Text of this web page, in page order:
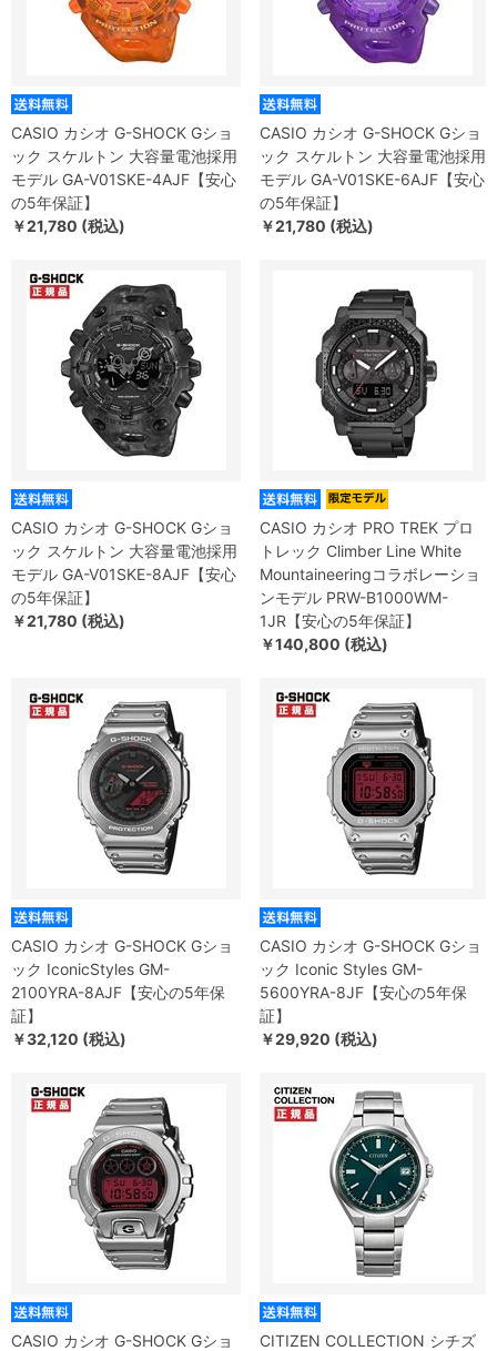
CASIO カシオ G-SHOCK Gショ
ック スケルトン 大容量電池採用
モデル GA-V01SKE-4AJF【安心
の5年保証】
￥21,780 (税込)
CASIO カシオ G-SHOCK Gショ
ック スケルトン 大容量電池採用
モデル GA-V01SKE-6AJF【安心
の5年保証】
￥21,780 (税込)
CASIO カシオ G-SHOCK Gショ
ック スケルトン 大容量電池採用
モデル GA-V01SKE-8AJF【安心
の5年保証】
￥21,780 (税込)
CASIO カシオ PRO TREK プロ
トレック Climber Line White
Mountaineeringコラボレーショ
ンモデル PRW-B1000WM-
1JR【安心の5年保証】
￥140,800 (税込)
CASIO カシオ G-SHOCK Gショ
ック IconicStyles GM-
2100YRA-8AJF【安心の5年保
証】
￥32,120 (税込)
CASIO カシオ G-SHOCK Gショ
ック Iconic Styles GM-
5600YRA-8JF【安心の5年保
証】
￥29,920 (税込)
CASIO カシオ G-SHOCK Gショ
CITIZEN COLLECTION シチズ